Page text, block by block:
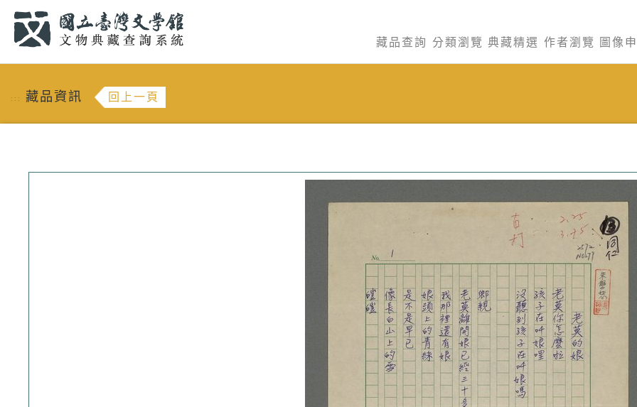
藏品查詢 分類瀏覽 典藏精選 作者瀏覽 圖像
::: 藏品資訊 回上一頁